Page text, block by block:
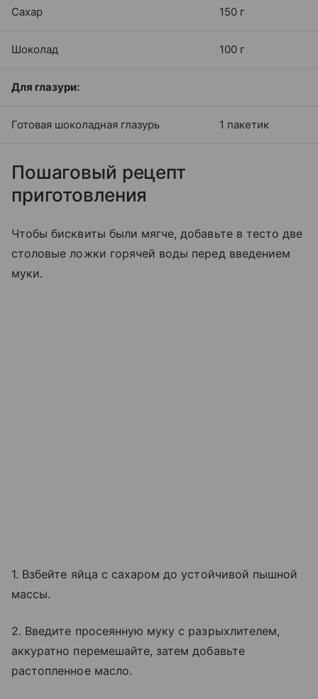
Сахар 150 г
Шоколад 100 г
Для глазури:
Готовая шоколадная глазурь 1 пакетик
Пошаговый рецепт
приготовления
Чтобы бисквиты были мягче, добавьте в тесто две
столовые ложки горячей воды перед введением
муки.
1. Взбейте яйца с сахаром до устойчивой пышной
массы.
2. Введите просеянную муку с разрыхлителем,
аккуратно перемешайте, затем добавьте
растопленное масло.